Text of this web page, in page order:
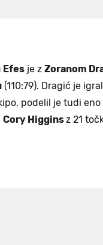
Efes je z Zoranom
(110:79). Dragić je
podelil je tudi
Cory Higginsz 21